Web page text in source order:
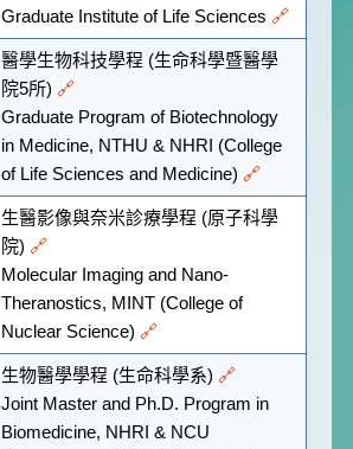
Graduate Institute of Life Sciences 🔗
醫學生物科技學程 (生命科學暨醫學
院5所) 🔗
Graduate Program of Biotechnology
in Medicine, NTHU & NHRI (College
of Life Sciences and Medicine) 🔗
生醫影像與奈米診療學程 (原子科學
院) 🔗
Molecular Imaging and Nano-
Theranostics, MINT (College of
Nuclear Science) 🔗
生物醫學學程 (生命科學系) 🔗
Joint Master and Ph.D. Program in
Biomedicine, NHRI & NCU